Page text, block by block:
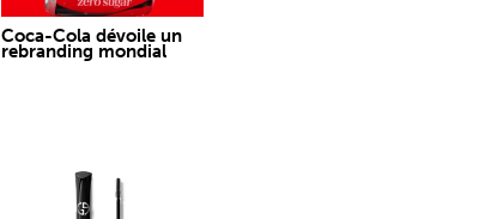
Coca-Cola dévoile un
rebranding mondial